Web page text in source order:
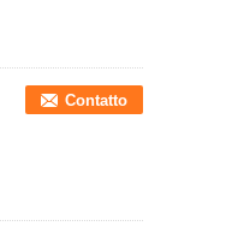
Contatto